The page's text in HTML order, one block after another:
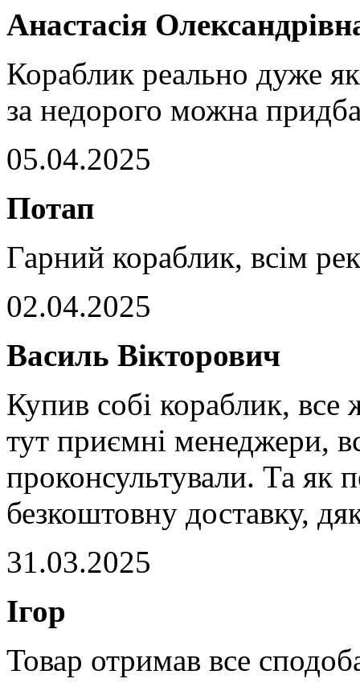
Анастасія
Кораблик реально дуже
за недорого можна
05.04.2025
Потап
Гарний кораблик, всім
02.04.2025
Василь Вікторович
Купив собі кораблик, все
тут приємні менеджери,
проконсультували. Та як
безкоштовну доставку,
31.03.2025
Ігор
Товар отримав все